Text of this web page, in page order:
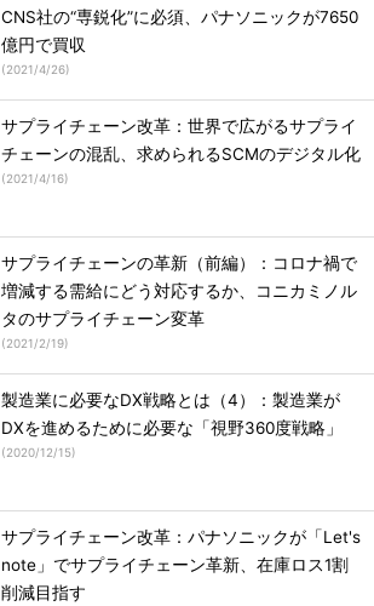
CNS社の“専鋭化”に必須、パナソニックが7650
億円で買収
(2021/4/26)
サプライチェーン改革：世界で広がるサプライ
チェーンの混乱、求められるSCMのデジタル化
(2021/4/16)
サプライチェーンの革新（前編）：コロナ禍で
増減する需給にどう対応するか、コニカミノル
タのサプライチェーン変革
(2021/2/19)
製造業に必要なDX戦略とは（4）：製造業が
DXを進めるために必要な「視野360度戦略」
(2020/12/15)
サプライチェーン改革：パナソニックが「Let's
note」でサプライチェーン革新、在庫ロス1割
削減目指す